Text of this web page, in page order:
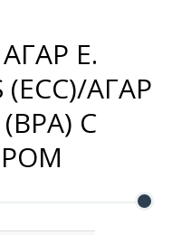
E.
(ECC)/АГАР
С